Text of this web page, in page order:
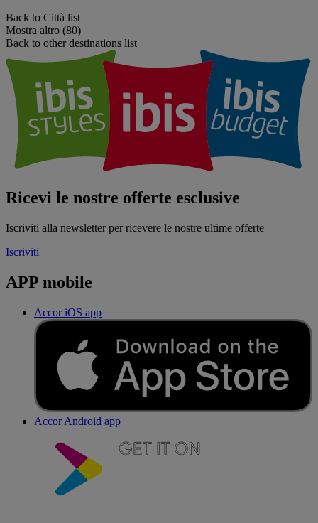
Back to Città list
Mostra altro (80)
Back to other destinations list
Ricevi le nostre offerte esclusive
Iscriviti alla newsletter per ricevere le nostre ultime offerte
Iscriviti
APP mobile
Accor iOS app
Accor Android app